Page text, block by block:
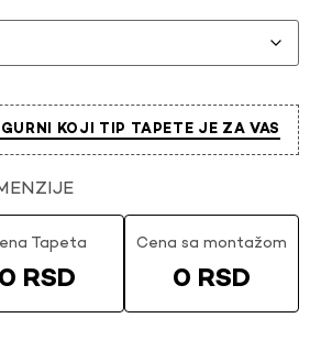
KOJI TIP TAPETE JE ZA VAS
Tapeta
0 RSD
Cena sa montažom
0 RSD